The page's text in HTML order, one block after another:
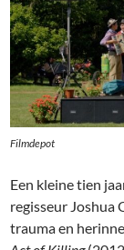
Filmdepot
Een kleine tien
regisseur Joshua
trauma en